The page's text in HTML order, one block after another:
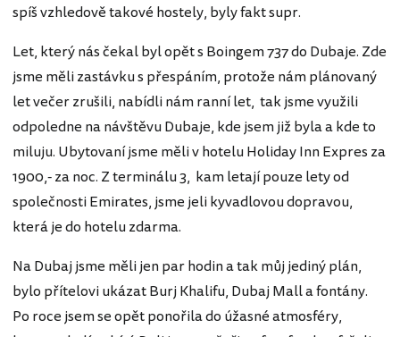
spíš vzhledově takové hostely, byly fakt supr.
Let, který nás čekal byl opět s Boingem 737 do Dubaje. Zde
jsme měli zastávku s přespáním, protože nám plánovaný
let večer zrušili, nabídli nám ranní let, tak jsme využili
odpoledne na návštěvu Dubaje, kde jsem již byla a kde to
miluju. Ubytovaní jsme měli v hotelu Holiday Inn Expres za
1900,- za noc. Z terminálu 3, kam letají pouze lety od
společnosti Emirates, jsme jeli kyvadlovou dopravou,
která je do hotelu zdarma.
Na Dubaj jsme měli jen par hodin a tak můj jediný plán,
bylo přítelovi ukázat Burj Khalifu, Dubaj Mall a fontány.
Po roce jsem se opět ponořila do úžasné atmosféry,